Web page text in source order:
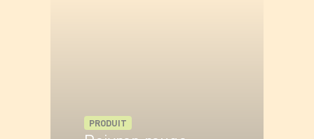
PRODUIT